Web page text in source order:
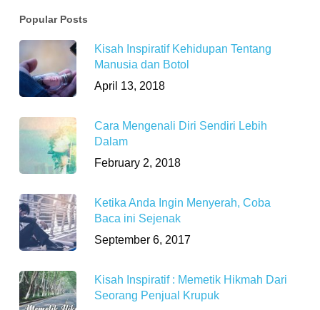
Popular Posts
Kisah Inspiratif Kehidupan Tentang
Manusia dan Botol
April 13, 2018
Cara Mengenali Diri Sendiri Lebih
Dalam
February 2, 2018
Ketika Anda Ingin Menyerah, Coba
Baca ini Sejenak
September 6, 2017
Kisah Inspiratif : Memetik Hikmah Dari
Seorang Penjual Krupuk